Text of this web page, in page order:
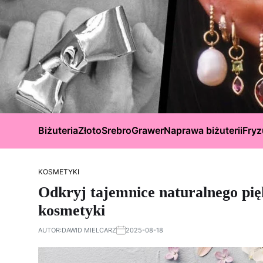
BiżuteriaZłotoSrebroGrawerNaprawa biżuterii
KOSMETYKI
Odkryj tajemnice naturalnego
kosmetyki
AUTOR:DAWID MIELCARZ 2025-08-18